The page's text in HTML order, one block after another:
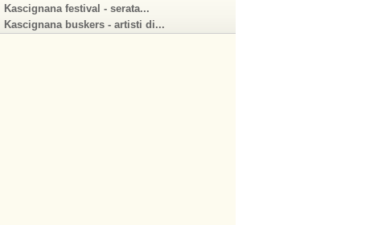
Kascignana festival - serata...
Kascignana buskers - artisti di...